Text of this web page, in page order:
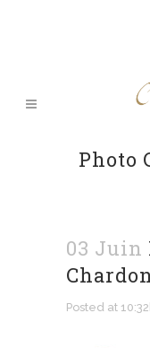
Photo
03 Juin
Posted at